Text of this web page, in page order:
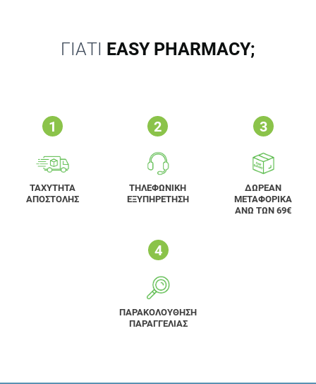
ΓΙΑΤΙ EASY PHARMACY;
ΤΑΧΥΤΗΤΑ
ΑΠΟΣΤΟΛΗΣ
ΤΗΛΕΦΩΝΙΚΗ
ΕΞΥΠΗΡΕΤΗΣΗ
ΔΩΡΕΑΝ
ΜΕΤΑΦΟΡΙΚΑ
ΑΝΩ ΤΩΝ 69€
ΠΑΡΑΚΟΛΟΥΘΗΣΗ
ΠΑΡΑΓΓΕΛΙΑΣ